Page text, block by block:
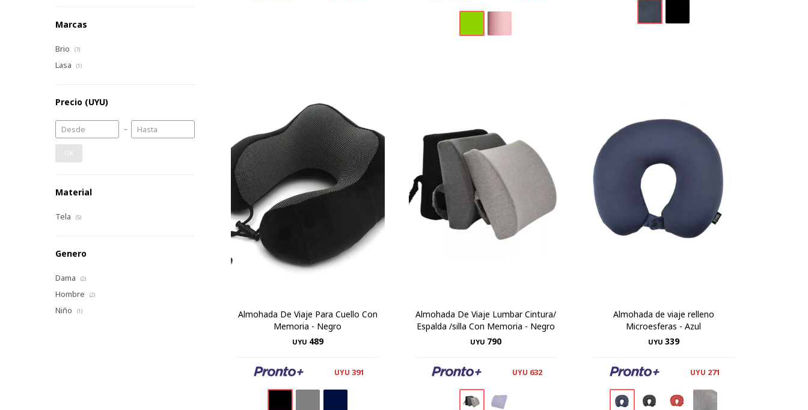
Almohada De Viaje Para Cuello Con
Memoria - Negro
UYU 489
UYU 391
Almohada De Viaje Lumbar Cintura/
Espalda /silla Con Memoria - Negro
UYU 790
UYU 632
Almohada de viaje relleno
Microesferas - Azul
UYU 339
UYU 271
Marcas
Brio (7)
Lasa (1)
Precio (UYU)
OK
Material
Tela (5)
Genero
Dama (2)
Hombre (2)
Niño (1)